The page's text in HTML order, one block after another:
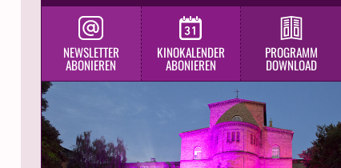
NEWSLETTER
ABONIEREN
KINOKALENDER
ABONIEREN
PROGRAMM
DOWNLOAD